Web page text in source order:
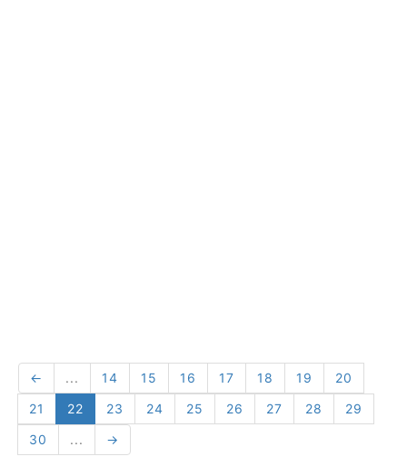
← ... 14 15 16 17 18 19
20
21
22 23 24 25 26 27 28
29
30
... →